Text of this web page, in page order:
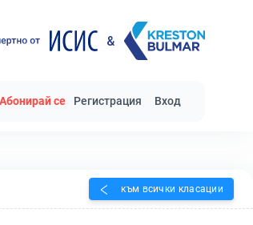
Абонирай се Регистрация Вход
към всички класации